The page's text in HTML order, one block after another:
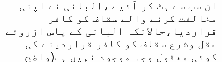
ان سب سے ہٹ کر آئیے ،البانی نے اپنی
مخالفت کرنے والے سقاف کو کافر
قراردیا،حالانکہ البانی کے پاس ازروئے
عقل وشرع سقاف کو کافر قراردینے کی
کوئی معقول وجہ موجود نہیں ہے(واضح